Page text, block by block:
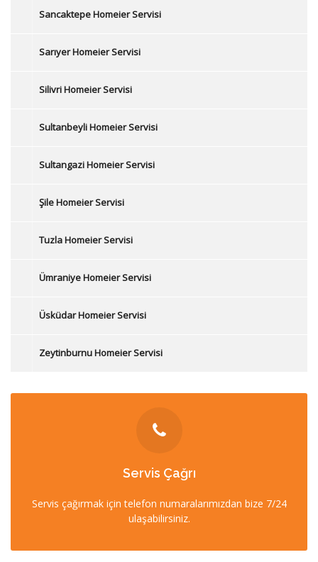
Sancaktepe Homeier Servisi
Sarıyer Homeier Servisi
Silivri Homeier Servisi
Sultanbeyli Homeier Servisi
Sultangazi Homeier Servisi
Şile Homeier Servisi
Tuzla Homeier Servisi
Ümraniye Homeier Servisi
Üsküdar Homeier Servisi
Zeytinburnu Homeier Servisi
Servis Çağrı
Servis çağırmak için telefon numaralarımızdan bize 7/24
ulaşabilirsiniz.
İLETİŞİM
0212 358 57 57
0532 403 22 00 (7/24)